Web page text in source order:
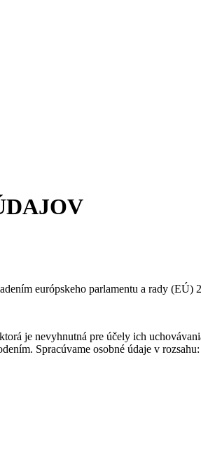
európskeho parlamentu a rady
je nevyhnutná pre účely ich
Spracúvame osobné údaje v rozsahu: